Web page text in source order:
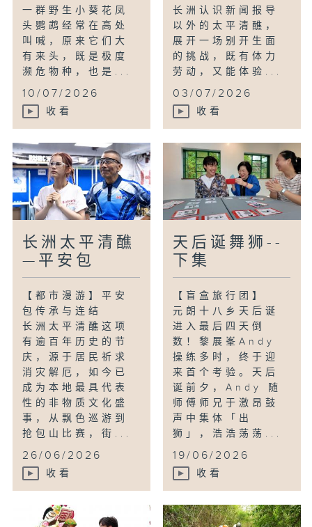
一群野生小葵花凤
头鹦鹉经常在高处
叫喊，原来它们大
有来头，既是极度
濒危物种，也是...
10/07/2026
收看
长洲认识新闻报导
以外的太平清醮，
展开一场别开生面
的挑战，既有体力
劳动，又能体验...
03/07/2026
收看
长洲太平清醮
—平安包
【都市漫游】平安
包传承与连结
长洲太平清醮这项
有逾百年历史的节
庆，源于居民祈求
消灾解厄，如今已
成为本地最具代表
性的非物质文化盛
事，从飘色巡游到
抢包山比赛，街...
26/06/2026
收看
天后诞舞狮--
下集
【盲盒旅行团】
元朗十八乡天后诞
进入最后四天倒
数！黎展峯Andy
操练多时，终于迎
来首个考验。天后
诞前夕，Andy 随
师傅师兄于激昂鼓
声中集体「出
狮」，浩浩荡荡...
19/06/2026
收看